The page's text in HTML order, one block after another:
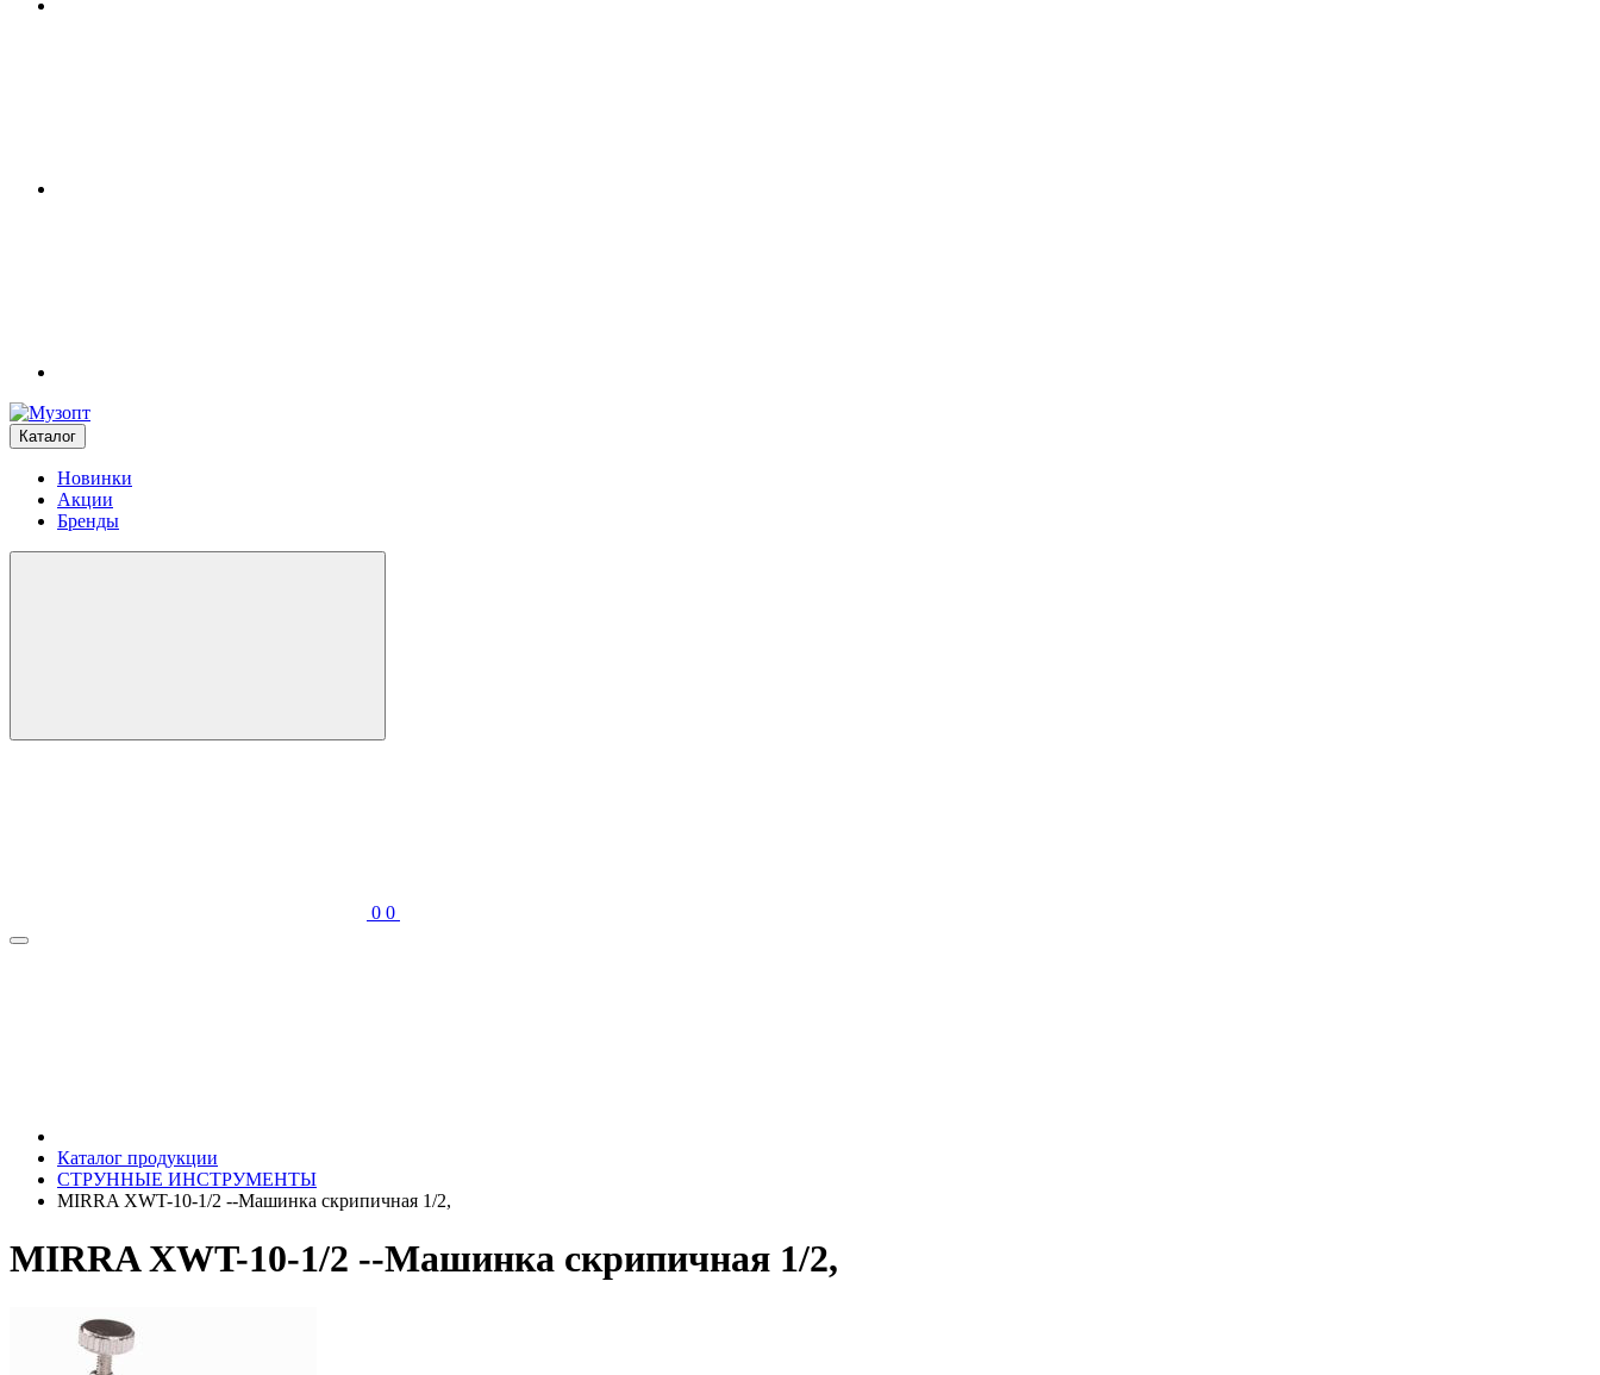
Каталог
Новинки
Акции
Бренды
0 0
Каталог продукции
СТРУННЫЕ ИНСТРУМЕНТЫ
MIRRA XWT-10-1/2 --Машинка скрипичная 1/2,
MIRRA XWT-10-1/2 --Машинка скрипичная 1/2,